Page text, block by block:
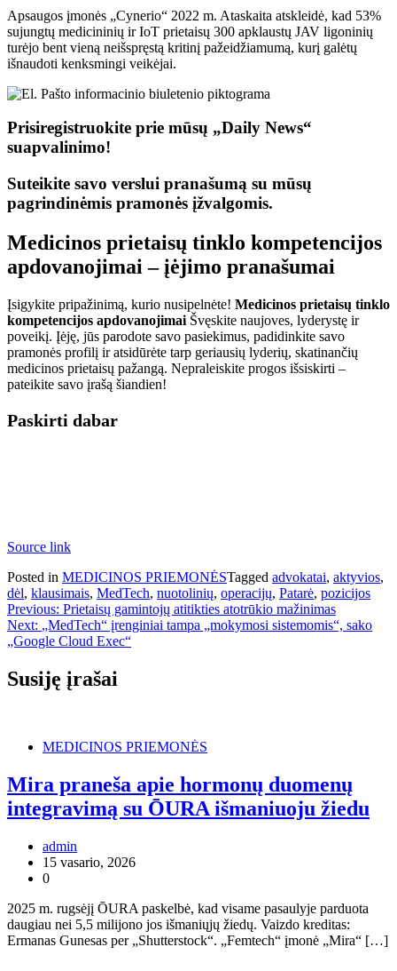
Apsaugos įmonės „Cynerio“ 2022 m. Ataskaita atskleidė, kad 53%
sujungtų medicininių ir IoT prietaisų 300 apklaustų JAV ligoninių
turėjo bent vieną neišspręstą kritinį pažeidžiamumą, kurį galėtų
išnaudoti kenksmingi veikėjai.
Prisiregistruokite prie mūsų „Daily News“
suapvalinimo!
Suteikite savo verslui pranašumą su mūsų
pagrindinėmis pramonės įžvalgomis.
Medicinos prietaisų tinklo kompetencijos
apdovanojimai – įėjimo pranašumai
Įsigykite pripažinimą, kurio nusipelnėte! Medicinos prietaisų tinklo
kompetencijos apdovanojimai Švęskite naujoves, lyderystę ir
poveikį. Įėję, jūs parodote savo pasiekimus, padidinkite savo
pramonės profilį ir atsidūrėte tarp geriausių lyderių, skatinančių
medicinos prietaisų pažangą. Nepraleiskite progos išsiskirti –
pateikite savo įrašą šiandien!
Paskirti dabar
Source link
Posted in MEDICINOS PRIEMONĖSTagged advokatai, aktyvios,
dėl, klausimais, MedTech, nuotolinių, operacijų, Patarė, pozicijos
Navigacija
tarp
Previous: Prietaisų gamintojų atitikties atotrūkio mažinimas
Next: „MedTech“ įrenginiai tampa „mokymosi sistemomis“, sako
„Google Cloud Exec“
Susiję įrašai
MEDICINOS PRIEMONĖS
Mira praneša apie hormonų duomenų
integravimą su ŌURA išmaniuoju žiedu
admin
15 vasario, 2026
0
2025 m. rugsėjį ŌURA paskelbė, kad visame pasaulyje parduota
daugiau nei 5,5 milijono jos išmaniųjų žiedų. Vaizdo kreditas:
Ermanas Gunesas per „Shutterstock“. „Femtech“ įmonė „Mira“ […]